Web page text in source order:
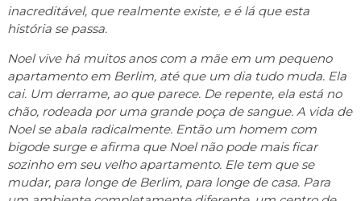
inacreditável, que realmente existe, e é lá que esta
história se passa.
Noel vive há muitos anos com a mãe em um pequeno
apartamento em Berlim, até que um dia tudo muda. Ela
cai. Um derrame, ao que parece. De repente, ela está no
chão, rodeada por uma grande poça de sangue. A vida de
Noel se abala radicalmente. Então um homem com
bigode surge e afirma que Noel não pode mais ficar
sozinho em seu velho apartamento. Ele tem que se
mudar, para longe de Berlim, para longe de casa. Para